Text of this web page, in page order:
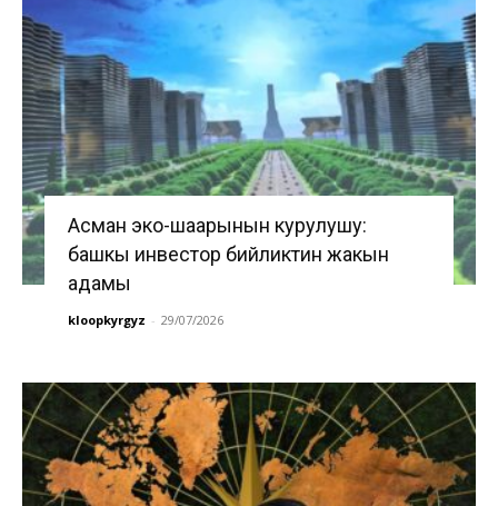
Асман эко-шаарынын курулушу:
башкы инвестор бийликтин жакын
адамы
kloopkyrgyz - 29/07/2026